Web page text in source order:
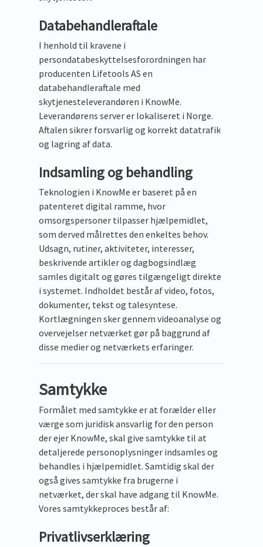
Databehandleraftale
I henhold til kravene i
persondatabeskyttelsesforordningen har
producenten Lifetools AS en
databehandleraftale med
skytjenesteleverandøren i KnowMe.
Leverandørens server er lokaliseret i Norge.
Aftalen sikrer forsvarlig og korrekt datatrafik
og lagring af data.
Indsamling og behandling
Teknologien i KnowMe er baseret på en
patenteret digital ramme, hvor
omsorgspersoner tilpasser hjælpemidlet,
som derved målrettes den enkeltes behov.
Udsagn, rutiner, aktiviteter, interesser,
beskrivende artikler og dagbogsindlæg
samles digitalt og gøres tilgængeligt direkte
i systemet. Indholdet består af video, fotos,
dokumenter, tekst og talesyntese.
Kortlægningen sker gennem videoanalyse og
overvejelser netværket gør på baggrund af
disse medier og netværkets erfaringer.
Samtykke
Formålet med samtykke er at forælder eller
værge som juridisk ansvarlig for den person
der ejer KnowMe, skal give samtykke til at
detaljerede personoplysninger indsamles og
behandles i hjælpemidlet. Samtidig skal der
også gives samtykke fra brugerne i
netværket, der skal have adgang til KnowMe.
Vores samtykkeproces består af:
Privatlivserklæring